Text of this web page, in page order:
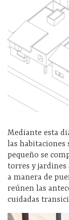
Mediante esta
las habitaciones
pequeño se
torres y
a manera de
reúnen las
cuidadas